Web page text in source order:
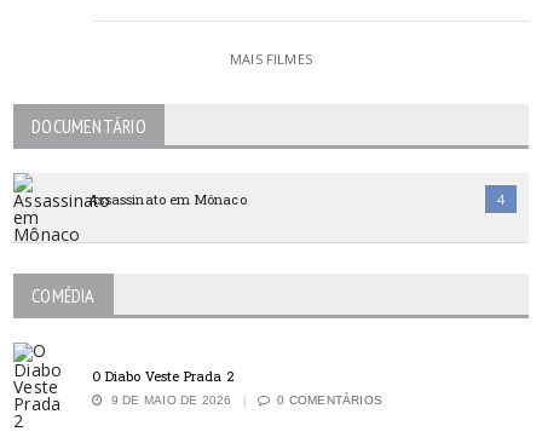
MAIS FILMES
DOCUMENTÁRIO
Assassinato em Mônaco 4
COMÉDIA
O Diabo Veste Prada 2
9 DE MAIO DE 2026 0 COMENTÁRIOS